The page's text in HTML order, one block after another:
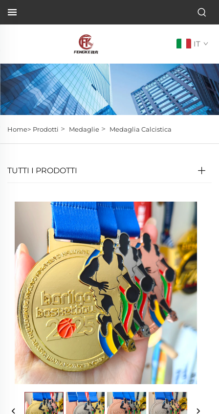
IT
Home> Prodotti > Medaglie > Medaglia Calcistica
TUTTI I PRODOTTI